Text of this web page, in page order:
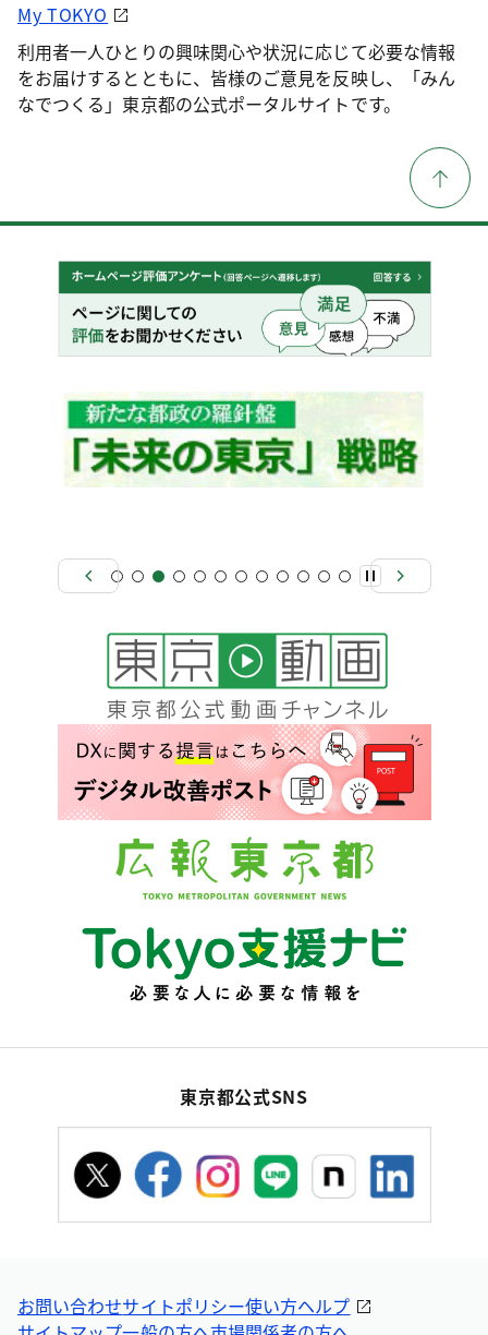
My TOKYO
利用者一人ひとりの興味関心や状況に応じて必要な情報
をお届けするとともに、皆様のご意見を反映し、「みん
なでつくる」東京都の公式ポータルサイトです。
東京都公式SNS
お問い合わせサイトポリシー使い方ヘルプ